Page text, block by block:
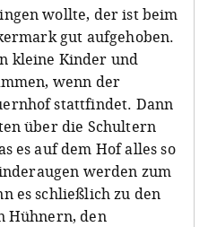
wollte, der ist beim
gut aufgehoben.
kleine Kinder und
wenn der
stattfindet. Dann
über die Schultern
es auf dem Hof alles so
werden zum
es schließlich zu den
Hühnern, den